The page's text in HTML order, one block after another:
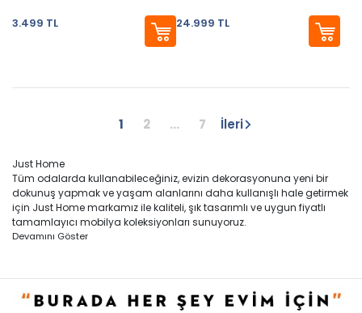
3.499 TL 24.999 TL
1 2 ... 7 İleri
Just Home
Tüm odalarda kullanabileceğiniz, evizin dekorasyonuna yeni bir
dokunuş yapmak ve yaşam alanlarını daha kullanışlı hale getirmek
için Just Home markamız ile kaliteli, şık tasarımlı ve uygun fiyatlı
tamamlayıcı mobilya koleksiyonları sunuyoruz.
Devamını Göster